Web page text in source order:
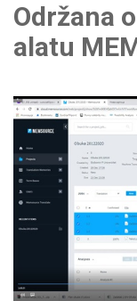
Održana
alatu